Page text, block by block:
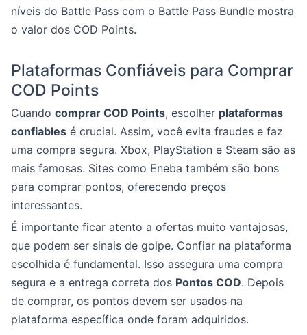
níveis do Battle Pass com o Battle Pass Bundle mostra
o valor dos COD Points.
Plataformas Confiáveis para Comprar
COD Points
Cuando comprar COD Points, escolher plataformas
confiables é crucial. Assim, você evita fraudes e faz
uma compra segura. Xbox, PlayStation e Steam são as
mais famosas. Sites como Eneba também são bons
para comprar pontos, oferecendo preços
interessantes.
É importante ficar atento a ofertas muito vantajosas,
que podem ser sinais de golpe. Confiar na plataforma
escolhida é fundamental. Isso assegura uma compra
segura e a entrega correta dos Pontos COD. Depois
de comprar, os pontos devem ser usados na
plataforma específica onde foram adquiridos.